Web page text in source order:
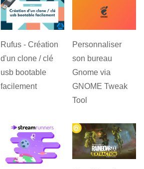
Rufus - Création
d'un clone / clé
usb bootable
facilement
Personnaliser
son bureau
Gnome via
GNOME Tweak
Tool